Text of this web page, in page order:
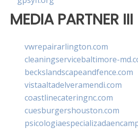
MEDIA PARTNER III
vwrepairarlington.com
cleaningservicebaltimore-
beckslandscapeandfence.com
vistaaltadelveramendi.com
coastlinecateringnc.com
cuesburgershouston.com